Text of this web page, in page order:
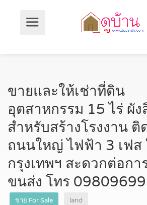
ขายและให้เช่าที่ดิน
อุตสาหกรรม 15 ไร่ ผัง
สำหรับสร้างโรงงาน ติ
ถนนใหญ่ ไฟฟ้า 3 เฟส
กรุงเทพฯ สะดวกต่อกา
ขนส่ง โทร
ขาย For Sale land